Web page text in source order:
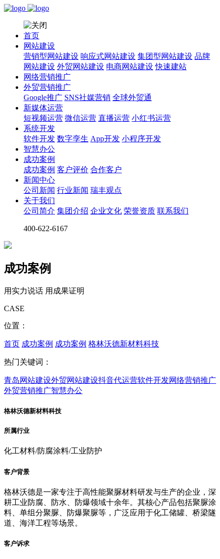
首页
网站建设
营销型网站建设 响应式网站建设 集团型网站建设 品牌
网站建设 外贸网站建设 电商网站建设 快速建站
网络营销推广
外贸营销推广
Google推广 SNS社媒营销 全球外贸通
新媒体运营
短视频运营 微信运营 直播运营 小红书运营
系统开发
软件开发 数字孪生 App开发 小程序开发
智慧办公
成功案例
成功案例 客户评价 合作客户
新闻中心
公司新闻 行业新闻 瑞丰观点
关于我们
公司简介 集团介绍 企业文化 荣誉资质 联系我们
400-622-6167
成功案例
用实力说话 用成果证明
CASE
位置：
首页 成功案例 成功案例 格林沃德新材料科技
热门关键词：
青岛网站建设外贸网站建设抖音代运营软件开发网络营销推广
外贸营销推广智慧办公
格林沃德新材料科技
所属行业
化工材料/防腐涂料/工业防护
客户背景
格林沃德是一家专注于高性能聚脲材料研发与生产的企业，深
耕工业防腐、防水、防爆领域十余年。其核心产品包括聚脲涂
料、单组分聚脲、防爆聚脲等，广泛应用于化工储罐、桥梁隧
道、海洋工程等场景。
客户诉求